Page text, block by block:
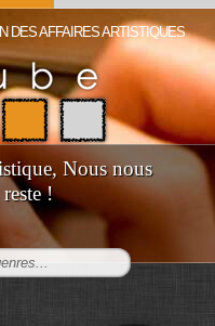
DES AFFAIRES ARTISTIQUES
Nous nous
!